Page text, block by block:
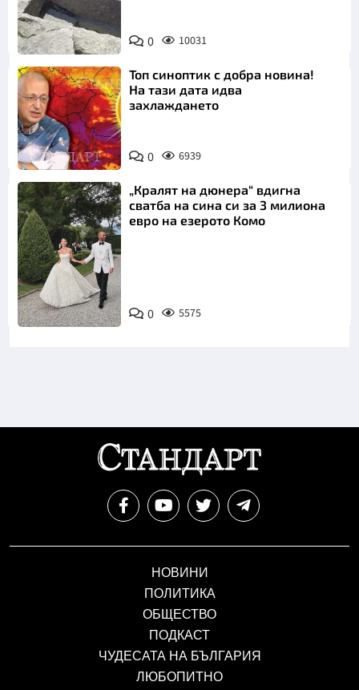
Снимка:
Bulgaria ON
AIR
0 10031
Топ синоптик с добра новина!
На тази дата идва
захлаждането
0 6939
Снимка:
Инстаграм
„Кралят на дюнера“ вдигна
сватба на сина си за 3 милиона
евро на езерото Комо
0 5575
НОВИНИ
ПОЛИТИКА
ОБЩЕСТВО
ПОДКАСТ
ЧУДЕСАТА НА БЪЛГАРИЯ
ЛЮБОПИТНО